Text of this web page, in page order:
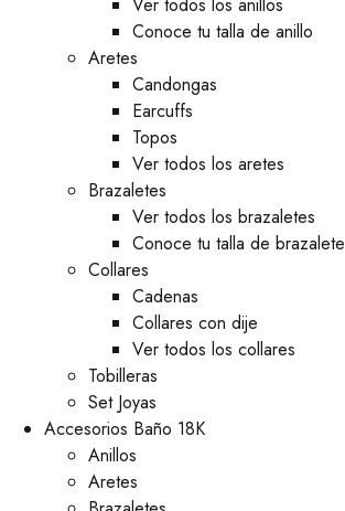
Conoce tu talla de anillo
Aretes
⁠Candongas
Earcuffs
Topos
Ver todos los aretes
Brazaletes
Ver todos los brazaletes
Conoce tu talla de brazalete
Collares
Cadenas
Collares con dije
Ver todos los collares
Tobilleras
Set Joyas
Accesorios Baño 18K
Anillos
Aretes